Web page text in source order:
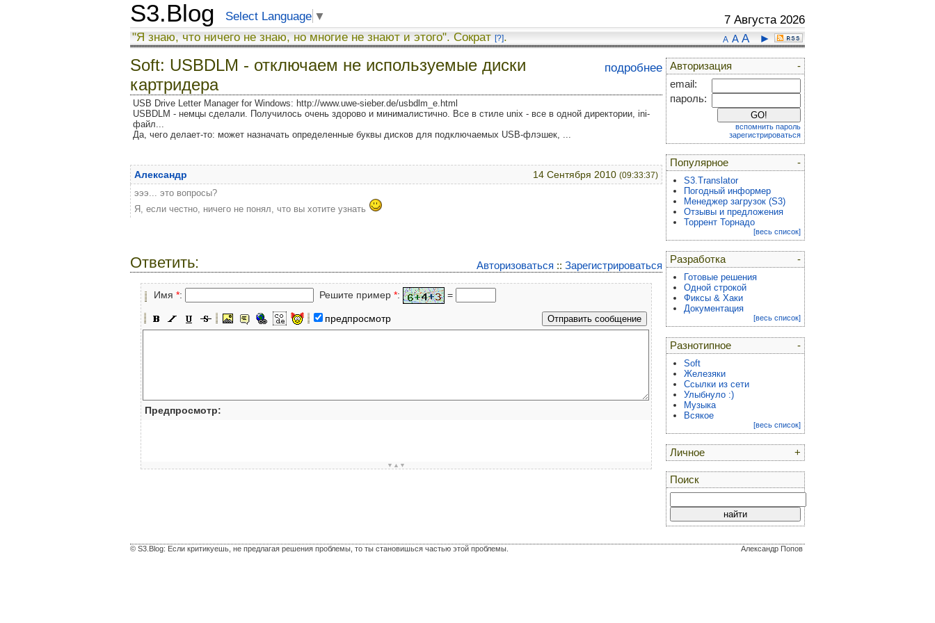
S3.Blog Select Language ▼ 7 Августа 2026
A A A ►
"Я знаю, что ничего не знаю, но многие не знают и этого". Сократ [?].
подробнее
Soft: USBDLM - отключаем не используемые диски
картридера
USB Drive Letter Manager for Windows: http://www.uwe-sieber.de/usbdlm_e.html
USBDLM - немцы сделали. Получилось очень здорово и минималистично. Все в стиле unix - все в одной директории, ini-
файл...
Да, чего делает-то: может назначать определенные буквы дисков для подключаемых USB-флэшек, ...
14 Сентября 2010 (09:33:37)
Александр
эээ... это вопросы?
Я, если честно, ничего не понял, что вы хотите узнать
Авторизоваться :: Зарегистрироваться
Ответить:
Имя *: Решите пример *: =
предпросмотр
Предпросмотр:
▼▲▼
-
Авторизация
email:
пароль:
вспомнить пароль
зарегистрироваться
-
Популярное
S3.Translator
Погодный информер
Менеджер загрузок (S3)
Отзывы и предложения
Торрент Торнадо
[весь список]
-
Разработка
Готовые решения
Одной строкой
Фиксы & Хаки
Документация
[весь список]
-
Разнотипное
Soft
Железяки
Ссылки из сети
Улыбнуло :)
Музыка
Всякое
[весь список]
+
Личное
Поиск
Александр Попов
© S3.Blog: Если критикуешь, не предлагая решения проблемы, то ты становишься частью этой проблемы.